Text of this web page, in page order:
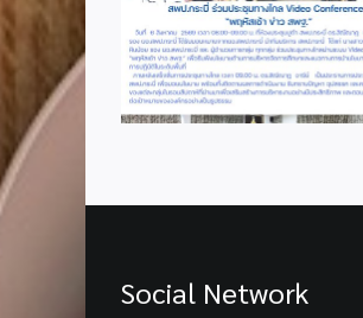
info 6-1
Social Network